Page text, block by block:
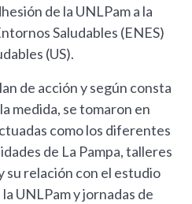
de la UNLPam a la
Saludables (ENES)
(US).
de acción y según consta
medida, se tomaron en
como los diferentes
de La Pampa, talleres
su relación con el estudio
UNLPam y jornadas de